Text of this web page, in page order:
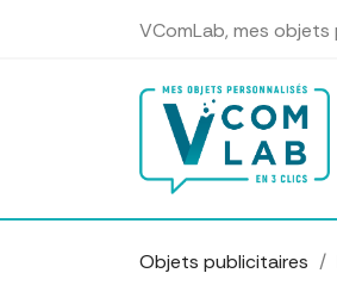
VComLab, mes
Objets publicitaires